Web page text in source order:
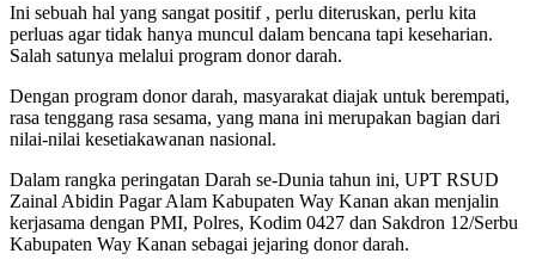
Ini sebuah hal yang sangat positif , perlu diteruskan, perlu kita
perluas agar tidak hanya muncul dalam bencana tapi keseharian.
Salah satunya melalui program donor darah.
Dengan program donor darah, masyarakat diajak untuk berempati,
rasa tenggang rasa sesama, yang mana ini merupakan bagian dari
nilai-nilai kesetiakawanan nasional.
Dalam rangka peringatan Darah se-Dunia tahun ini, UPT RSUD
Zainal Abidin Pagar Alam Kabupaten Way Kanan akan menjalin
kerjasama dengan PMI, Polres, Kodim 0427 dan Sakdron 12/Serbu
Kabupaten Way Kanan sebagai jejaring donor darah.